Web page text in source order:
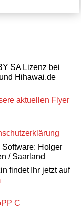
SA Lizenz bei
Hihawai.de
aktuellen Flyer
Holger
/ Saarland
findet Ihr jetzt auf
C